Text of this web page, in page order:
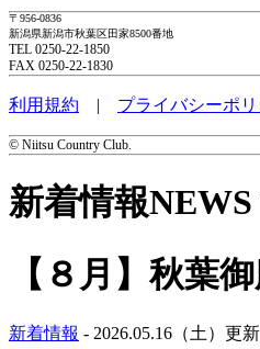
〒956-0836
新潟県新潟市秋葉区田家8500番地
TEL 0250-22-1850
FAX 0250-22-1830
利用規約 | プライバシーポ
© Niitsu Country Club.
新着情報
【８月】秋葉
新着情報 - 2026.05.16（土）更新